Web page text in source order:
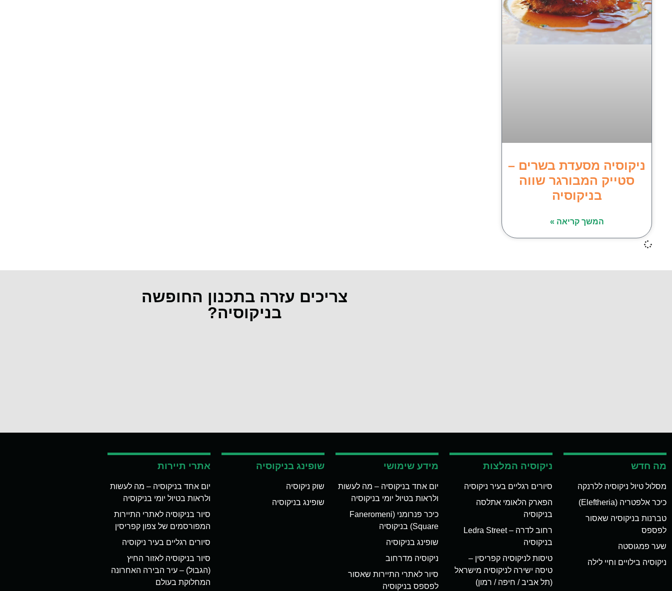
ניקוסיה מסעדת בשרים –
סטייק המבורגר שווה
בניקוסיה
המשך קריאה »
צריכים עזרה בתכנון החופשה
בניקוסיה?
מה חדש
מסלול טיול ניקוסיה ללרנקה
כיכר אלפטריה (Eleftheria)
טברנות בניקוסיה שאסור
לפספס
שער פמגוסטה
ניקוסיה בילויים וחיי לילה
ניקוסיה המלצות
סיורים רגליים בעיר ניקוסיה
הפארק הלאומי אתלסה
בניקוסיה
רחוב לדרה – Ledra Street
בניקוסיה
טיסות לניקוסיה קפריסין –
טיסה ישירה לניקוסיה מישראל
(תל אביב / חיפה / רמון)
מידע שימושי
יום אחד בניקוסיה – מה לעשות
ולראות בטיול יומי בניקוסיה
כיכר פנרומני (Faneromeni
Square) בניקוסיה
שופינג בניקוסיה
ניקוסיה מדרחוב
סיור לאתרי התיירות שאסור
לפספס בניקוסיה
שופינג בניקוסיה
שוק ניקוסיה
שופינג בניקוסיה
אתרי תיירות
יום אחד בניקוסיה – מה לעשות
ולראות בטיול יומי בניקוסיה
סיור בניקוסיה לאתרי התיירות
המפורסמים של צפון קפריסין
סיורים רגליים בעיר ניקוסיה
סיור בניקוסיה לאזור החיץ
(הגבול) – עיר הבירה האחרונה
המחלוקת בעולם